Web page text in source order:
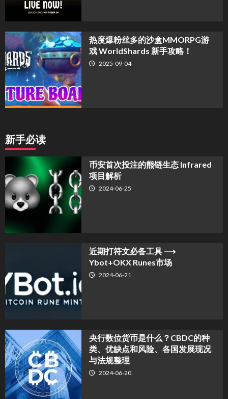
热度爆粉丝多的沙盒MMORPG游
戏 WorldShards 新手攻略！
2025-09-04
新手必读
币安首次投注的熊链生态 Infrared
项目解析
2024-06-25
近期打符文必备工具 ⟶
Ybot+OKX Runes市场
2024-06-21
央行数位货币是什么？CBDC的种
类、优缺点和风险、各国发展现况
与法规整理
2024-06-20